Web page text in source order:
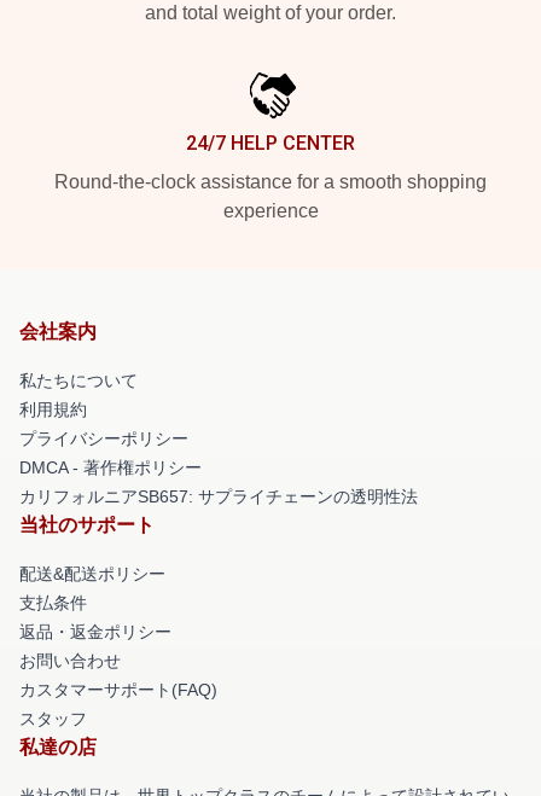
and total weight of your order.
24/7 HELP CENTER
Round-the-clock assistance for a smooth shopping
experience
会社案内
私たちについて
利用規約
プライバシーポリシー
DMCA - 著作権ポリシー
カリフォルニアSB657: サプライチェーンの透明性法
当社のサポート
配送&配送ポリシー
支払条件
返品・返金ポリシー
お問い合わせ
カスタマーサポート(FAQ)
スタッフ
私達の店